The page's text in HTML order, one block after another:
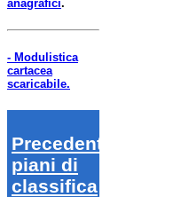
anagrafici.
- Modulistica
cartacea
scaricabile.
Precedenti
piani di
classifica